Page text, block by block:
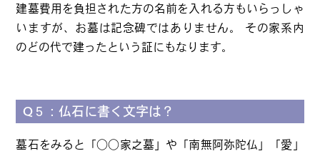
建墓費用を負担された方の名前を入れる方もいらっしゃ
いますが、お墓は記念碑ではありません。 その家系内
のどの代で建ったという証にもなります。
Q５：仏石に書く文字は？
墓石をみると「○○家之墓」や「南無阿弥陀仏」「愛」